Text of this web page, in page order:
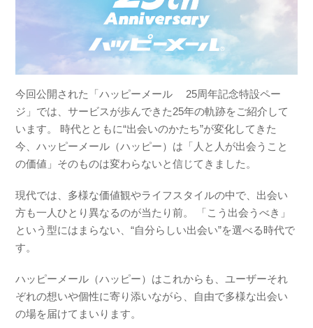
今回公開された「ハッピーメール 25周年記念特設ペー
ジ」では、サービスが歩んできた25年の軌跡をご紹介して
います。 時代とともに“出会いのかたち”が変化してきた
今、ハッピーメール（ハッピー）は「人と人が出会うこと
の価値」そのものは変わらないと信じてきました。
現代では、多様な価値観やライフスタイルの中で、出会い
方も一人ひとり異なるのが当たり前。 「こう出会うべき」
という型にはまらない、“自分らしい出会い”を選べる時代で
す。
ハッピーメール（ハッピー）はこれからも、ユーザーそれ
ぞれの想いや個性に寄り添いながら、自由で多様な出会い
の場を届けてまいります。